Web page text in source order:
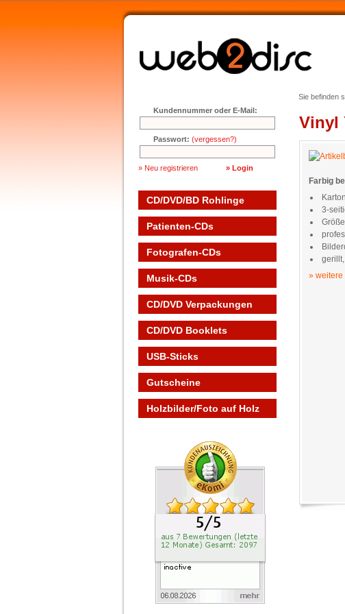
Sie befinden
Kundennummer oder E-Mail:
Passwort: (vergessen?)
» Neu registrieren
CD/DVD/BD Rohlinge
Patienten-CDs
Fotografen-CDs
Musik-CDs
CD/DVD Verpackungen
CD/DVD Booklets
USB-Sticks
Gutscheine
Holzbilder/Foto auf Holz
Vinyl
Farbig
3-
» weitere